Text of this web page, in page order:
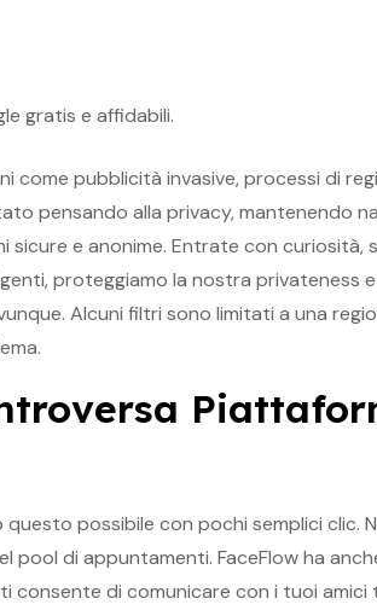
gratis e affidabili.
come pubblicità invasive, processi di
pensando alla privacy, mantenendo
sicure e anonime. Entrate con
proteggiamo la nostra privateness
Alcuni filtri sono limitati a una
possibile con pochi semplici clic.
pool di appuntamenti. FaceFlow ha
consente di comunicare con i tuoi amici